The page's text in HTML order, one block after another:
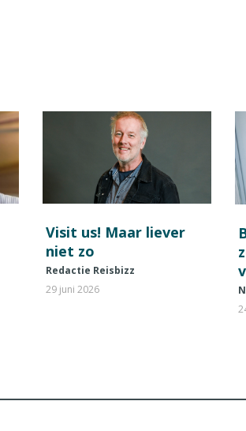
Visit us! Maar liever
niet zo
Redactie Reisbizz
29 juni 2026